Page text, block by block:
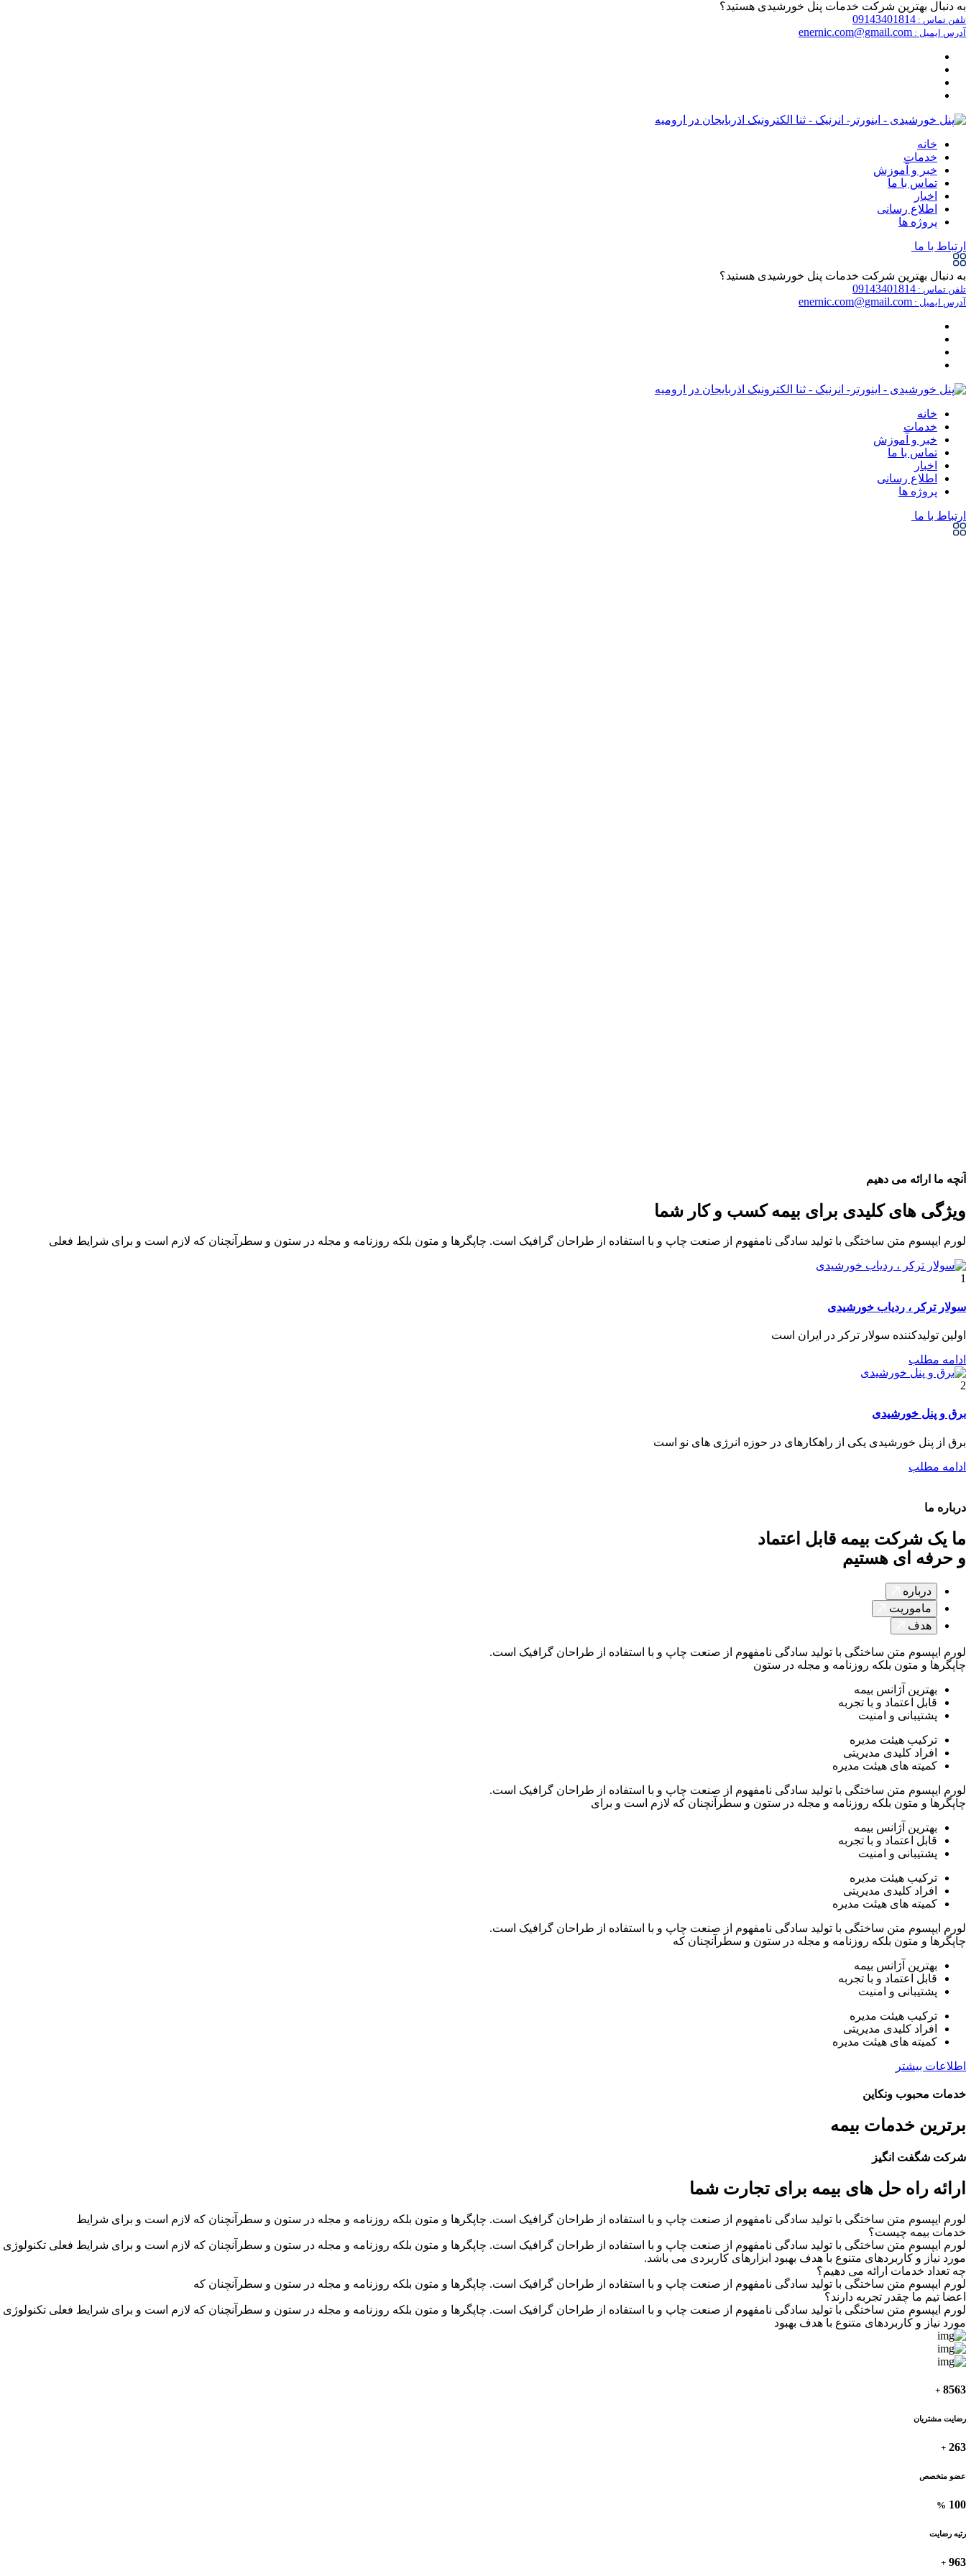
به دنبال بهترین شرکت خدمات پنل خورشیدی هستید؟
تلفن تماس : 09143401814
آدرس ایمیل : enernic.com@gmail.com
خانه
خدمات
خبر و آموزش
تماس با ما
اخبار
اطلاع رسانی
پروژه ها
ارتباط با ما
به دنبال بهترین شرکت خدمات پنل خورشیدی هستید؟
تلفن تماس : 09143401814
آدرس ایمیل : enernic.com@gmail.com
خانه
خدمات
خبر و آموزش
تماس با ما
اخبار
اطلاع رسانی
پروژه ها
ارتباط با ما
آنچه ما ارائه می دهیم
ویژگی های کلیدی برای بیمه کسب و کار شما
لورم ایپسوم متن ساختگی با تولید سادگی نامفهوم از صنعت چاپ و با استفاده از طراحان گرافیک است. چاپگرها و متون بلکه روزنامه و مجله در ستون و سطرآنچنان که لازم است و برای شرایط فعلی
1
سولار ترکر ، ردیاب خورشیدی
اولین تولیدکننده سولار ترکر در ایران است
ادامه مطلب
2
برق و پنل خورشیدی
برق از پنل خورشیدی یکی از راهکارهای در حوزه انرژی های نو است
ادامه مطلب
درباره ما
ما یک شرکت بیمه قابل اعتماد
و حرفه ای هستیم
درباره
ماموریت
هدف
لورم ایپسوم متن ساختگی با تولید سادگی نامفهوم از صنعت چاپ و با استفاده از طراحان گرافیک است.
چاپگرها و متون بلکه روزنامه و مجله در ستون
بهترین آژانس بیمه
قابل اعتماد و با تجربه
پشتیبانی و امنیت
ترکیب هیئت مدیره
افراد کلیدی مدیریتی
کمیته های هیئت مدیره
لورم ایپسوم متن ساختگی با تولید سادگی نامفهوم از صنعت چاپ و با استفاده از طراحان گرافیک است.
چاپگرها و متون بلکه روزنامه و مجله در ستون و سطرآنچنان که لازم است و برای
بهترین آژانس بیمه
قابل اعتماد و با تجربه
پشتیبانی و امنیت
ترکیب هیئت مدیره
افراد کلیدی مدیریتی
کمیته های هیئت مدیره
لورم ایپسوم متن ساختگی با تولید سادگی نامفهوم از صنعت چاپ و با استفاده از طراحان گرافیک است.
چاپگرها و متون بلکه روزنامه و مجله در ستون و سطرآنچنان که
بهترین آژانس بیمه
قابل اعتماد و با تجربه
پشتیبانی و امنیت
ترکیب هیئت مدیره
افراد کلیدی مدیریتی
کمیته های هیئت مدیره
اطلاعات بیشتر
خدمات محبوب ونکاین
برترین خدمات بیمه
شرکت شگفت انگیز
ارائه راه حل های بیمه برای تجارت شما
لورم ایپسوم متن ساختگی با تولید سادگی نامفهوم از صنعت چاپ و با استفاده از طراحان گرافیک است. چاپگرها و متون بلکه روزنامه و مجله در ستون و سطرآنچنان که لازم است و برای شرایط
خدمات بیمه چیست؟
لورم ایپسوم متن ساختگی با تولید سادگی نامفهوم از صنعت چاپ و با استفاده از طراحان گرافیک است. چاپگرها و متون بلکه روزنامه و مجله در ستون و سطرآنچنان که لازم است و برای شرایط فعلی تکنولوژی
مورد نیاز و کاربردهای متنوع با هدف بهبود ابزارهای کاربردی می باشد.
چه تعداد خدمات ارائه می دهیم؟
لورم ایپسوم متن ساختگی با تولید سادگی نامفهوم از صنعت چاپ و با استفاده از طراحان گرافیک است. چاپگرها و متون بلکه روزنامه و مجله در ستون و سطرآنچنان که
اعضا تیم ما چقدر تجربه دارند؟
لورم ایپسوم متن ساختگی با تولید سادگی نامفهوم از صنعت چاپ و با استفاده از طراحان گرافیک است. چاپگرها و متون بلکه روزنامه و مجله در ستون و سطرآنچنان که لازم است و برای شرایط فعلی تکنولوژی
مورد نیاز و کاربردهای متنوع با هدف بهبود
8563
+
رضایت مشتریان
263
+
عضو متخصص
100
%
رتیه رضایت
963
+